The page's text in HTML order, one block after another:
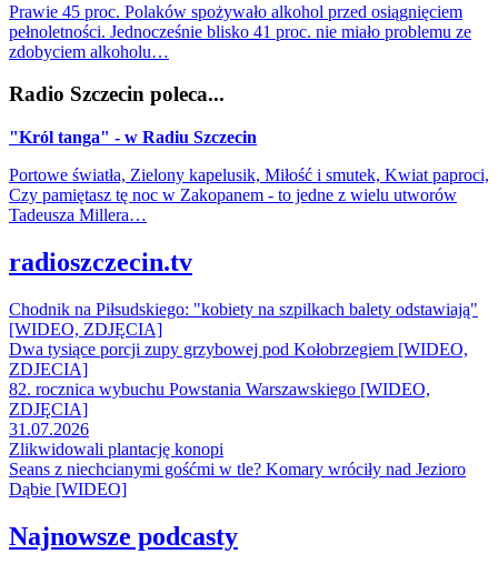
Prawie 45 proc. Polaków spożywało alkohol przed osiągnięciem
pełnoletności. Jednocześnie blisko 41 proc. nie miało problemu ze
zdobyciem alkoholu…
Radio Szczecin poleca...
"Król tanga" - w Radiu Szczecin
Portowe światła, Zielony kapelusik, Miłość i smutek, Kwiat paproci,
Czy pamiętasz tę noc w Zakopanem - to jedne z wielu utworów
Tadeusza Millera…
radioszczecin.tv
Chodnik na Piłsudskiego: "kobiety na szpilkach balety odstawiają"
[WIDEO, ZDJĘCIA]
Dwa tysiące porcji zupy grzybowej pod Kołobrzegiem [WIDEO,
ZDJECIA]
82. rocznica wybuchu Powstania Warszawskiego [WIDEO,
ZDJĘCIA]
31.07.2026
Zlikwidowali plantację konopi
Seans z niechcianymi gośćmi w tle? Komary wróciły nad Jezioro
Dąbie [WIDEO]
Najnowsze podcasty